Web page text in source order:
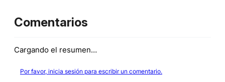
Comentarios
Cargando el resumen…
Por favor, inicia sesión para escribir un comentario.